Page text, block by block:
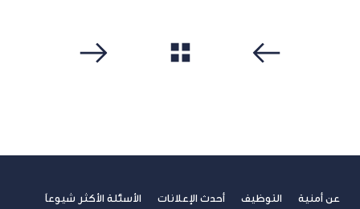
عن أمنية التوظيف أحدث الإعلانات
الأسئلة الأكثر شيوعاً